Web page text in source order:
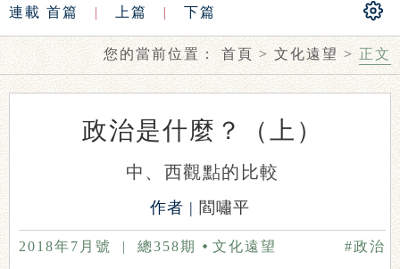
連載 首篇 | 上篇 | 下篇
您的當前位置：首頁>文化遠望>正文
政治是什麼？（上）
中、西觀點的比較
作者 | 閻嘯平
2018年7月號 | 總358期 文化遠望 #政治